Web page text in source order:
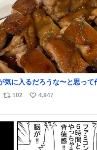
数
気に入るだろうな〜と思って
何倍も美味しい美味しい言っ
リ
ス
102
い
ね
数
4,947